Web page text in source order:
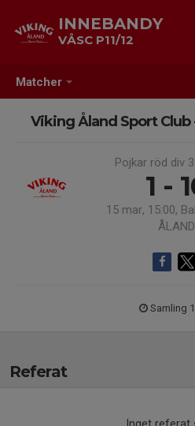
Matcher
INNEBANDY
VÅSC P11/12
Viking Åland Sport Club
Pojkar röd div
1 -
15 mar, 15:00,
ÅLAND
Samling
Referat